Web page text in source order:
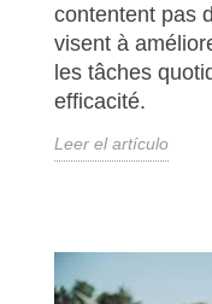
contentent pas
visent à
les tâches
efficacité.
Leer el artículo